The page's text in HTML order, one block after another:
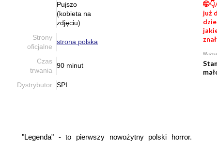
Pujszo
(kobieta na
zdjęciu)
Strony
oficjalne
strona polska
Czas
trwania
90 minut
Dystrybutor SPI
"Legenda" - to pierwszy nowożytny polski horror.
już